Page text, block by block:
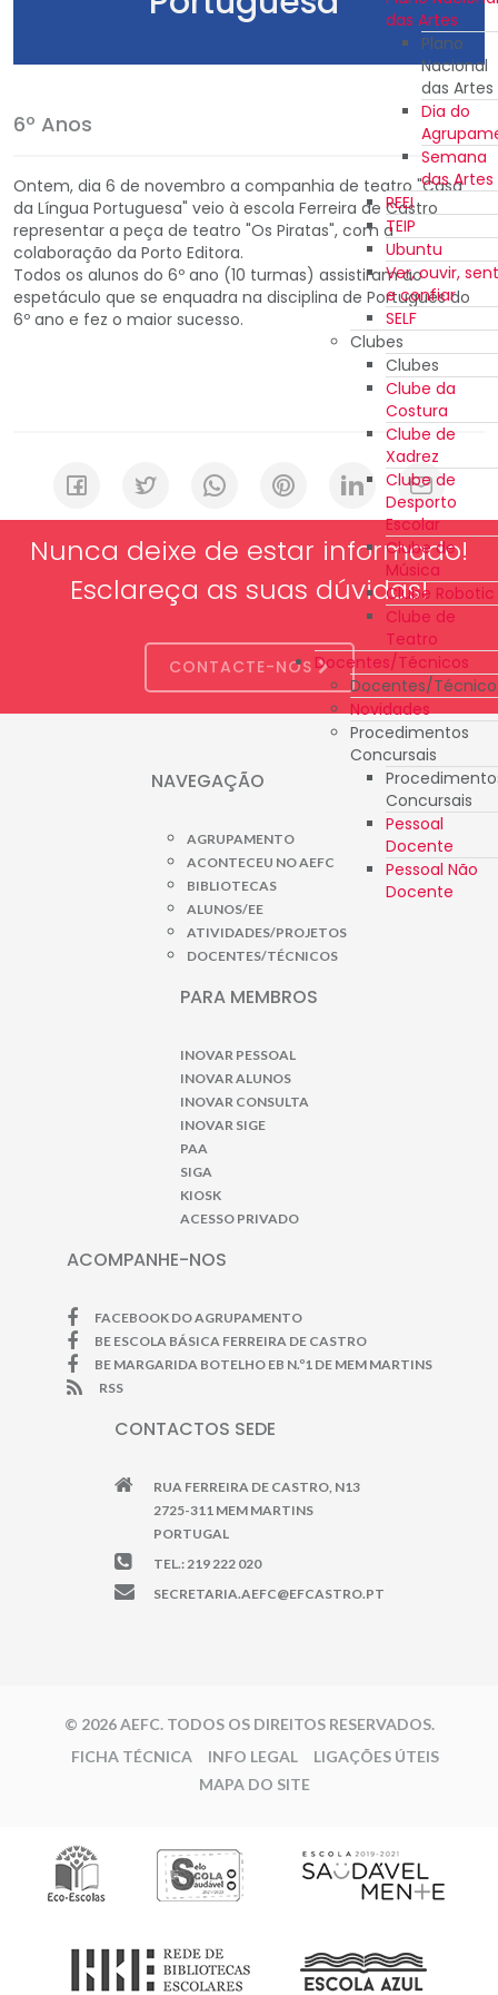
das Artes
Plano
Nacional
das Artes
Dia do
Semana
das Artes
REEI
TEIP
Ubuntu
Ver, ouvir,
e confiar
SELF
Clubes
Clubes
Clube da
Costura
Clube de
Xadrez
Clube de
Desporto
Escolar
Clube de
Música
Clube Robotic
Clube de
Teatro
Docentes/Técnicos
Docentes/
Novidades
Procedimentos
Concursais
Concursais
Pessoal
Docente
Pessoal Não
Docente
6º Anos
Ontem, dia 6 de novembro a companhia de teatro "Casa
da Língua Portuguesa" veio à escola Ferreira de Castro
representar a peça de teatro "Os Piratas", com a
colaboração da Porto Editora.
Todos os alunos do 6º ano (10 turmas) assistiram ao
espetáculo que se enquadra na disciplina de Português do
6º ano e fez o maior sucesso.
Nunca deixe de estar informado!
Esclareça as suas dúvidas!
CONTACTE-NOS
NAVEGAÇÃO
AGRUPAMENTO
ACONTECEU NO AEFC
BIBLIOTECAS
ALUNOS/EE
ATIVIDADES/PROJETOS
DOCENTES/TÉCNICOS
PARA MEMBROS
INOVAR PESSOAL
INOVAR ALUNOS
INOVAR CONSULTA
INOVAR SIGE
PAA
SIGA
KIOSK
ACESSO PRIVADO
ACOMPANHE-NOS
FACEBOOK DO AGRUPAMENTO
BE ESCOLA BÁSICA FERREIRA DE CASTRO
BE MARGARIDA BOTELHO EB N.º1 DE MEM MARTINS
RSS
CONTACTOS SEDE
RUA FERREIRA DE CASTRO, N13
2725-311 MEM MARTINS
PORTUGAL
TEL.: 219 222 020
SECRETARIA.AEFC@EFCASTRO.PT
© 2026 AEFC. TODOS OS DIREITOS RESERVADOS.
FICHA TÉCNICA
INFO LEGAL
LIGAÇÕES ÚTEIS
MAPA DO SITE